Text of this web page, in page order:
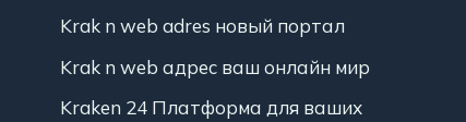
Krak n web adres новый портал
Krak n web адрес ваш онлайн мир
Kraken 24 Платформа для ваших